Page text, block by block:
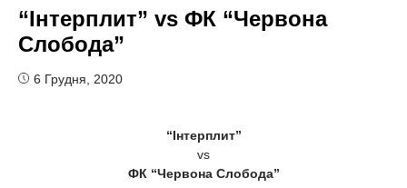
“Інтерплит” vs ФК “Червона
Слобода”
6 Грудня, 2020
“Інтерплит”
vs
ФК “Червона Слобода”